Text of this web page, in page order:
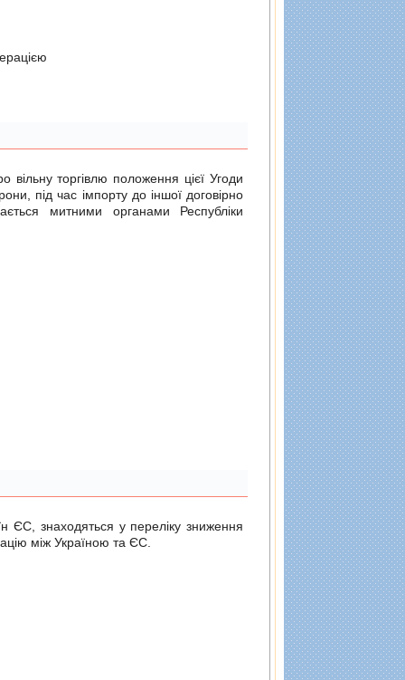
вільну торгівлю положення цієї Угоди
під час імпорту до іншої договірно
митними органами Республіки
ЄС, знаходяться у переліку зниження
між Україною та ЄС.